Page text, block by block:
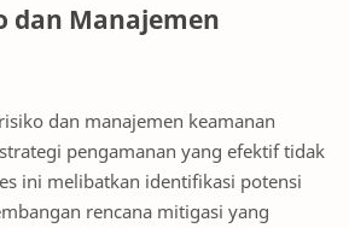
dan Manajemen
dan manajemen keamanan
pengamanan yang efektif tidak
ini melibatkan identifikasi potensi
rencana mitigasi yang